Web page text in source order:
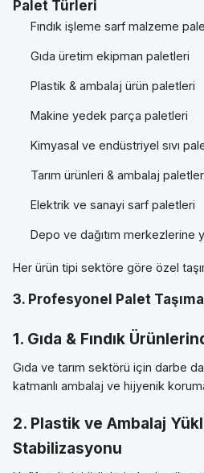
Palet Türleri
Fındık işleme sarf malzeme
Gıda üretim ekipman paletleri
Plastik & ambalaj ürün paletleri
Makine yedek parça paletleri
Kimyasal ve endüstriyel sıvı
Tarım ürünleri & ambalaj
Elektrik ve sanayi sarf paletleri
Depo ve dağıtım merkezlerine
Her ürün tipi sektöre göre özel
3. Profesyonel Palet
1. Gıda & Fındık
Gıda ve tarım sektörü için darbe
katmanlı ambalaj ve hijyenik koruma
2. Plastik ve Ambalaj
Stabilizasyonu